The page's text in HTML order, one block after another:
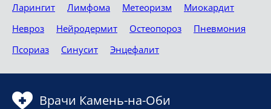
Ларингит
Лимфома Метеоризм
Миокардит
Невроз
Нейродермит Остеопороз
Пневмония
Псориаз
Синусит Энцефалит
Врачи Камень-на-Оби